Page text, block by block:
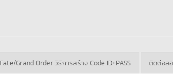
Fate/Grand Order วิธีการสร้าง Code ID+PASS ติดต่อส